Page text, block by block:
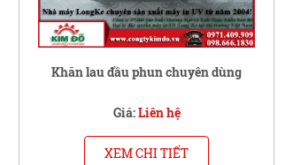
Khăn lau đầu phun chuyên dùng
Giá:Liên hệ
XEM CHI TIẾT